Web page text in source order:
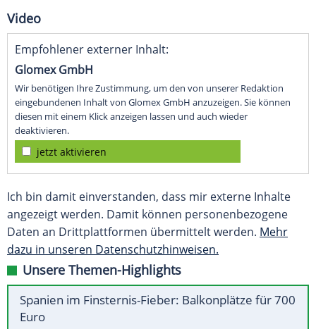
Video
Empfohlener externer Inhalt:
Glomex GmbH
Wir benötigen Ihre Zustimmung, um den von unserer Redaktion
eingebundenen Inhalt von Glomex GmbH anzuzeigen. Sie können
diesen mit einem Klick anzeigen lassen und auch wieder
deaktivieren.
jetzt aktivieren
Ich bin damit einverstanden, dass mir externe Inhalte
angezeigt werden. Damit können personenbezogene
Daten an Drittplattformen übermittelt werden. Mehr
dazu in unseren Datenschutzhinweisen.
Unsere Themen-Highlights
Spanien im Finsternis-Fieber: Balkonplätze für 700
Euro